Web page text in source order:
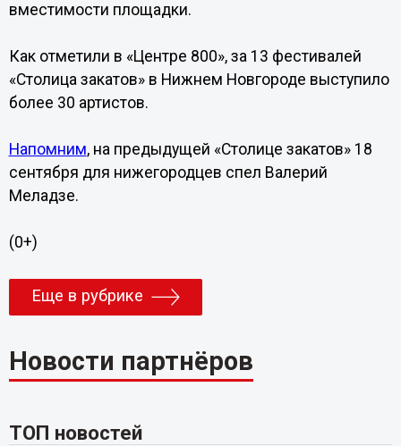
вместимости площадки.
Как отметили в «Центре 800», за 13 фестивалей
«Столица закатов» в Нижнем Новгороде выступило
более 30 артистов.
Напомним, на предыдущей «Столице закатов» 18
сентября для нижегородцев спел Валерий
Меладзе.
(0+)
Еще в рубрике
Новости партнёров
ТОП новостей